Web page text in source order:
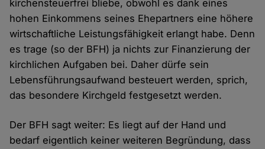
kirchensteuerfrei bliebe, obwohl es dank eines
hohen Einkommens seines Ehepartners eine höhere
wirtschaftliche Leistungsfähigkeit erlangt habe. Denn
es trage (so der BFH) ja nichts zur Finanzierung der
kirchlichen Aufgaben bei. Daher dürfe sein
Lebensführungsaufwand besteuert werden, sprich,
das besondere Kirchgeld festgesetzt werden.
Der BFH sagt weiter: Es liegt auf der Hand und
bedarf eigentlich keiner weiteren Begründung, dass